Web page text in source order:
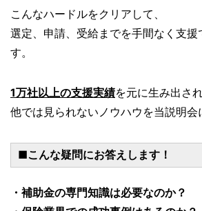
こんなハードルをクリアして、
選定、申請、受給までを手間なく支援
す。
1万社以上の支援実績を元に生み出され
他では見られないノウハウを当説明会
■こんな疑問にお答えします！
・補助金の専門知識は必要なのか？